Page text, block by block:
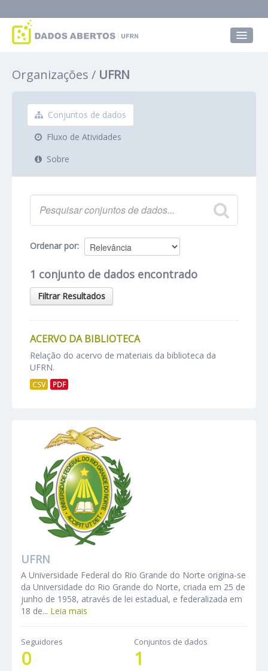
Grupos
Sobre
Organizações UFRN
Conjuntos de dados
Fluxo de Atividades
Sobre
Ordenar por
1 conjunto de dados encontrado
Filtrar Resultados
ACERVO DA BIBLIOTECA
Relação do acervo de materiais da biblioteca da
UFRN.
CSV PDF
UFRN
A Universidade Federal do Rio Grande do Norte origina-se
da Universidade do Rio Grande do Norte, criada em 25 de
junho de 1958, através de lei estadual, e federalizada em
18 de... Leia mais
Seguidores
0
Conjuntos de dados
1